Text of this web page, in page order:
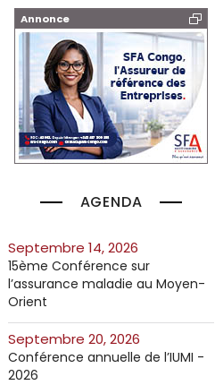
Annonce
AGENDA
septembre 14, 2026
15ème Conférence sur
l’assurance maladie au Moyen-
Orient
septembre 20, 2026
Conférence annuelle de l’IUMI -
2026